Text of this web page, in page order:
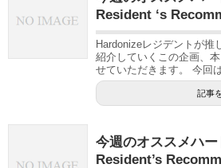
Resident ‘s
Hardonizeレジデントが推
紹介していくこの企画、
せていただきます。 今回は
記事
今週のオススメハー
Resident’s